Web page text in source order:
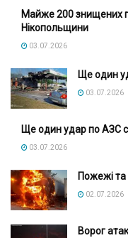
Майже 200 знищених
Нікопольщини
03.07.2026
Ще один
03.07.2026
Ще один удар по АЗС
03.07.2026
Пожежі та
02.07.2026
Ворог